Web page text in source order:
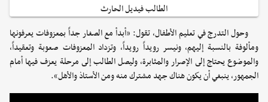
الطالب فيديل الحارث
وحول التدرج في تعليم الأطفال، تقول: «أبدأ مع الصغار جداً بمعزوفات يعرفونها
ومألوفة بالنسبة إليهم، ونيسر رويداً رويداً، وتزداد المعزوفات صعوبة وتعقيداً،
والموضوع يحتاج إلى الإصرار والمثابرة، وليصل الطالب إلى مرحلة يعزف فيها أمام
الجمهور، ينبغي أن يكون هناك جهد مشترك منه ومن الأستاذ والأهل».